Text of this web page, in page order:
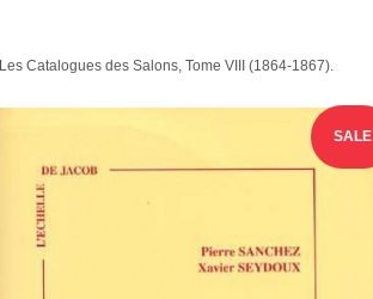
Les Catalogues des Salons, Tome VIII (1864-1867).
SALE